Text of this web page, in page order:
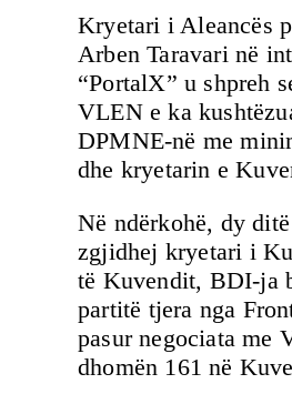
Kryetari i Aleancës
Arben Taravari në
“PortalX” u shpreh
VLEN e ka
DPMNE-në me
dhe kryetarin e
Në ndërkohë, dy
zgjidhej kryetari i
të Kuvendit, BDI-ja
partitë tjera nga
pasur negociata me
dhomën 161 në